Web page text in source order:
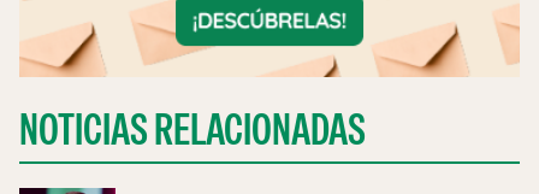
NOTICIAS RELACIONADAS